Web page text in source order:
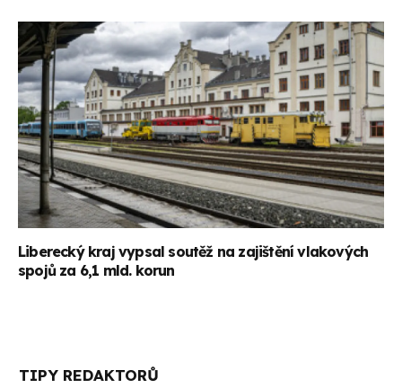
Liberecký kraj vypsal soutěž na zajištění vlakových
spojů za 6,1 mld. korun
TIPY REDAKTORŮ